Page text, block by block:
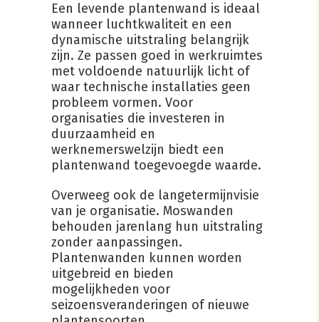
Een levende plantenwand is ideaal
wanneer luchtkwaliteit en een
dynamische uitstraling belangrijk
zijn. Ze passen goed in werkruimtes
met voldoende natuurlijk licht of
waar technische installaties geen
probleem vormen. Voor
organisaties die investeren in
duurzaamheid en
werknemerswelzijn biedt een
plantenwand toegevoegde waarde.
Overweeg ook de langetermijnvisie
van je organisatie. Moswanden
behouden jarenlang hun uitstraling
zonder aanpassingen.
Plantenwanden kunnen worden
uitgebreid en bieden
mogelijkheden voor
seizoensveranderingen of nieuwe